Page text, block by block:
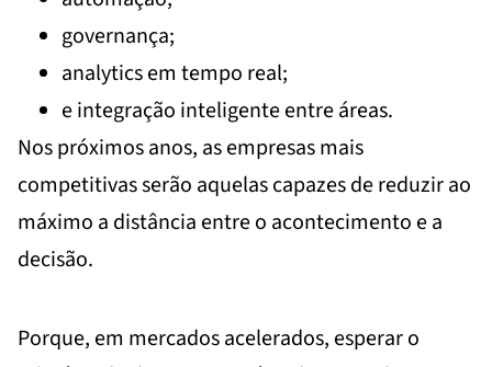
governança;
analytics em tempo real;
e integração inteligente entre áreas.
Nos próximos anos, as empresas mais
competitivas serão aquelas capazes de reduzir ao
máximo a distância entre o acontecimento e a
decisão.
Porque, em mercados acelerados, esperar o